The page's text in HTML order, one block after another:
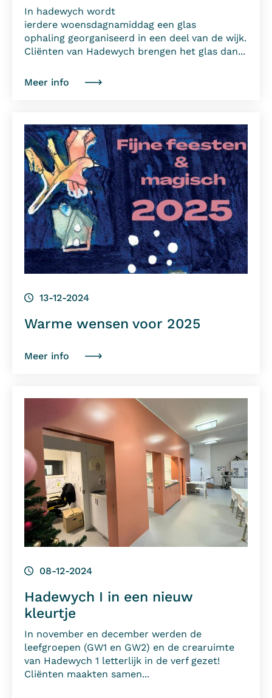
In hadewych wordt
ierdere woensdagnamiddag een glas
ophaling georganiseerd in een deel van de wijk.
Cliënten van Hadewych brengen het glas dan...
Meer info
13-12-2024
Warme wensen voor 2025
Meer info
08-12-2024
Hadewych I in een nieuw
kleurtje
In november en december werden de
leefgroepen (GW1 en GW2) en de crearuimte
van Hadewych 1 letterlijk in de verf gezet!
Cliënten maakten samen...